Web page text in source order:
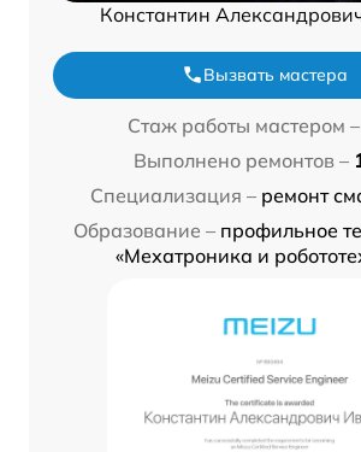
Константин
Вызвать мастера
Стаж работы мастером –
Выполнено ремонтов –
Специализация – ремонт
Образование – профильное
«Мехатроника и